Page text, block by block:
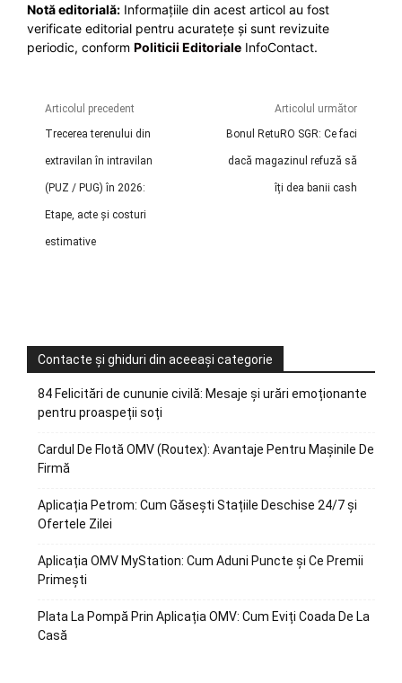
Notă editorială: Informațiile din acest articol au fost
verificate editorial pentru acuratețe și sunt revizuite
periodic, conform Politicii Editoriale InfoContact.
Articolul precedent
Trecerea terenului din
extravilan în intravilan
(PUZ / PUG) în 2026:
Etape, acte și costuri
estimative
Articolul următor
Bonul RetuRO SGR: Ce faci
dacă magazinul refuză să
îți dea banii cash
Contacte și ghiduri din aceeași categorie
84 Felicitări de cununie civilă: Mesaje și urări emoționante
pentru proaspeții soți
Cardul De Flotă OMV (Routex): Avantaje Pentru Mașinile De
Firmă
Aplicația Petrom: Cum Găsești Stațiile Deschise 24/7 și
Ofertele Zilei
Aplicația OMV MyStation: Cum Aduni Puncte și Ce Premii
Primești
Plata La Pompă Prin Aplicația OMV: Cum Eviți Coada De La
Casă